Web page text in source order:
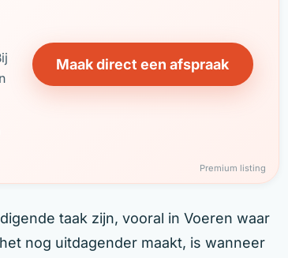
Maak direct een afspraak
Premium listing
taak zijn, vooral in Voeren waar
nog uitdagender maakt, is wanneer